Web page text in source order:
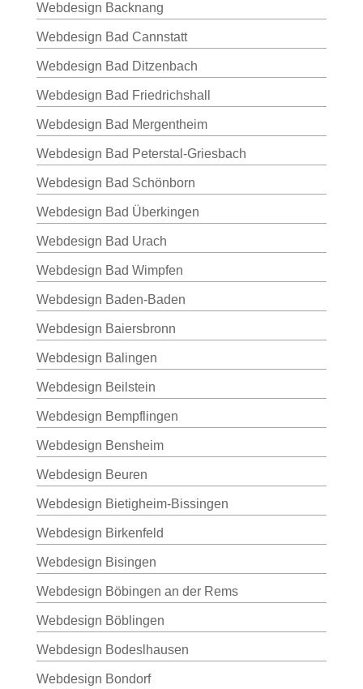
Webdesign Backnang
Webdesign Bad Cannstatt
Webdesign Bad Ditzenbach
Webdesign Bad Friedrichshall
Webdesign Bad Mergentheim
Webdesign Bad Peterstal-Griesbach
Webdesign Bad Schönborn
Webdesign Bad Überkingen
Webdesign Bad Urach
Webdesign Bad Wimpfen
Webdesign Baden-Baden
Webdesign Baiersbronn
Webdesign Balingen
Webdesign Beilstein
Webdesign Bempflingen
Webdesign Bensheim
Webdesign Beuren
Webdesign Bietigheim-Bissingen
Webdesign Birkenfeld
Webdesign Bisingen
Webdesign Böbingen an der Rems
Webdesign Böblingen
Webdesign Bodeslhausen
Webdesign Bondorf